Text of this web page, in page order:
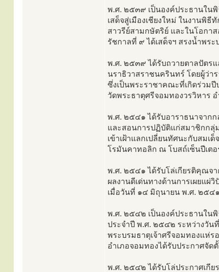
พ.ศ. ๒๕๓๙ เป็นองค์ประธานใน
เสด็จสู่เมืองเชียงใหม่ ในงานพิ
สาวรีย์สามกษัตริย์ และในโอกา
รัชกาลที่ ๙ ได้เสด็จฯ สรงน้ำพร
พ.ศ. ๒๕๓๙ ได้รับถวายตาลปัตร
นราธิวาสราชนครินทร์ โดยผู้ว่า
ซึ่งเป็นพระราชาคณะที่เกิดร่วม
วัดพระธาตุศรีจอมทองวรวิหาร
พ.ศ. ๒๕๔๑ ได้รับอาราธนาจากก
และสอนการปฏิบัติแก่สมาชิกกลุ่
เข้าเฝ้าแลกเปลี่ยนทัศนะกับสม
โรมันคาทอลิก ณ โบสถ์เซ็นปีเต
พ.ศ. ๒๕๔๑ ได้รับโล่เกียรติคุณจ
ผลงานดีเด่นทางด้านการเผยแ
เมื่อวันที่ ๑๔ มิถุนายน พ.ศ. ๒๕๔
พ.ศ. ๒๕๔๒ เป็นองค์ประธานใน
ประจำปี พ.ศ. ๒๕๔๒ ระหว่างวั
พระบรมธาตุเจ้าศรีจอมทองแห่
อำเภอจอมทองได้รับประกาศจัด
พ.ศ. ๒๕๔๒ ได้รับโล่ประกาศเกีย